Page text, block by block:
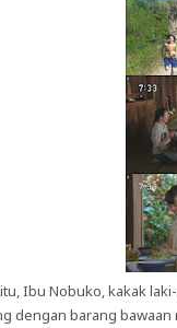
Ibu Nobuko, kakak
dengan barang